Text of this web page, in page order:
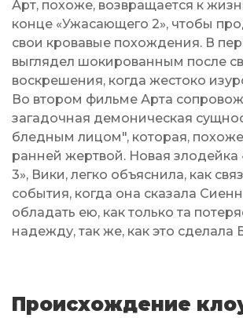
Арт, похоже, возвращается к
конце «Ужасающего 2», чтобы
свои кровавые похождения. В
выглядел шокированным после
воскрешения, когда жестоко
Во втором фильме Арта
загадочная демоническая
бледным лицом", которая,
ранней жертвой. Новая
3», Вики, легко объяснила, как
события, когда она сказала
обладать ею, как только та
надежду, так же, как это сделала
Происхождение